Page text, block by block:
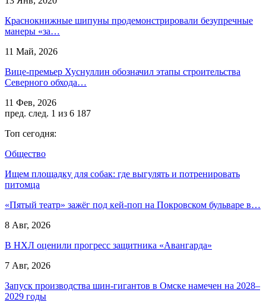
Краснокнижные шипуны продемонстрировали безупречные
манеры «за…
11 Май, 2026
Вице-премьер Хуснуллин обозначил этапы строительства
Северного обхода…
11 Фев, 2026
пред. след. 1 из 6 187
Топ сегодня:
Общество
Ищем площадку для собак: где выгулять и потренировать
питомца
«Пятый театр» зажёг под кей-поп на Покровском бульваре в…
8 Авг, 2026
В НХЛ оценили прогресс защитника «Авангарда»
7 Авг, 2026
Запуск производства шин-гигантов в Омске намечен на 2028–
2029 годы